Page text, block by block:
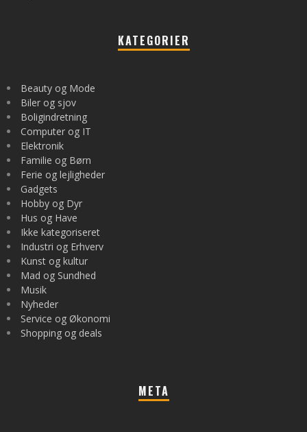
KATEGORIER
Beauty og Mode
Biler og sjov
Boligindretning
Computer og IT
Elektronik
Familie og Børn
Ferie og lejligheder
Gadgets
Hobby og Dyr
Hus og Have
Ikke kategoriseret
Industri og Erhverv
Kunst og kultur
Mad og Sundhed
Musik
Nyheder
Service og Økonomi
Shopping og deals
META